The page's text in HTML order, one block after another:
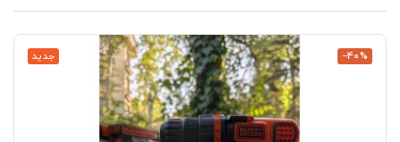
جدید ‎−40%